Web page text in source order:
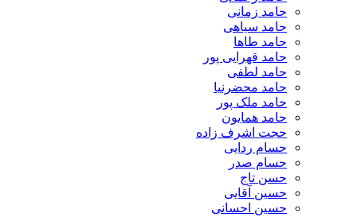
حامد زمانی
حامد سیاهی
حامد طاها
حامد قهرایی پور
حامد لطفی
حامد محضرنیا
حامد ملک پور
حامد همایون
حجت اشرف زاده
حسام ردایی
حسام صدر
حسن تاج
حسین آقایی
حسین احسانی